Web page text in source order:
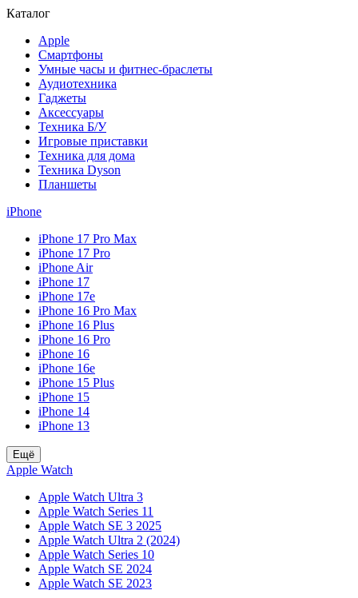
Каталог
Apple
Смартфоны
Умные часы и фитнес-браслеты
Аудиотехника
Гаджеты
Аксессуары
Техника Б/У
Игровые приставки
Техника для дома
Техника Dyson
Планшеты
iPhone
iPhone 17 Pro Max
iPhone 17 Pro
iPhone Air
iPhone 17
iPhone 17e
iPhone 16 Pro Max
iPhone 16 Plus
iPhone 16 Pro
iPhone 16
iPhone 16e
iPhone 15 Plus
iPhone 15
iPhone 14
iPhone 13
Ещё
Apple Watch
Apple Watch Ultra 3
Apple Watch Series 11
Apple Watch SE 3 2025
Apple Watch Ultra 2 (2024)
Apple Watch Series 10
Apple Watch SE 2024
Apple Watch SE 2023